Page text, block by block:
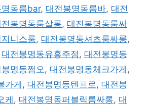
동룸bar, 대전봉명동룸바, 대전
봉명동룸살롱, 대전봉명동룸싸
니스룸, 대전봉명동셔츠룸싸롱,
대전봉명동유흥주점, 대전봉명동
명동쩜오, 대전봉명동체크가게 ,
가게 , 대전봉명동텐프로, 대전봉
케 , 대전봉명동퍼블릭룸싸롱, 대